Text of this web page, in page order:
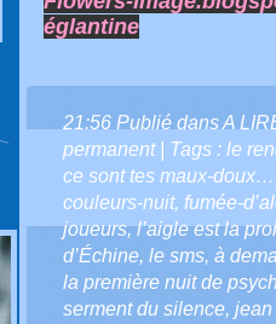
églantine
21:56 Publié dansA
permanent| Tags : le
ce sont tes maux-doux…
couleurs-nuit, fumée-
joueurs,l’aigle est la
d’Échine, le sms, à
la première nuit de
serment du silence, jean